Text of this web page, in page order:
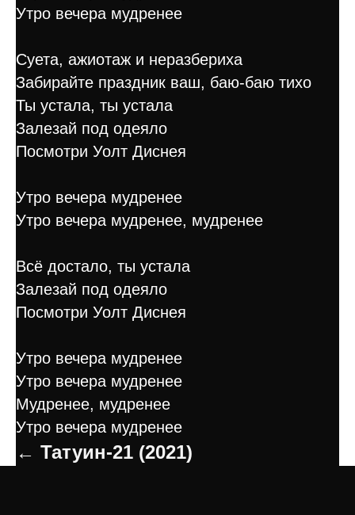
Утро вечера мудренее
Суета, ажиотаж и неразбериха
Забирайте праздник ваш, баю-баю тихо
Ты устала, ты устала
Залезай под одеяло
Посмотри Уолт Диснея
Утро вечера мудренее
Утро вечера мудренее, мудренее
Всё достало, ты устала
Залезай под одеяло
Посмотри Уолт Диснея
Утро вечера мудренее
Утро вечера мудренее
Мудренее, мудренее
Утро вечера мудренее
← Татуин-21 (2021)